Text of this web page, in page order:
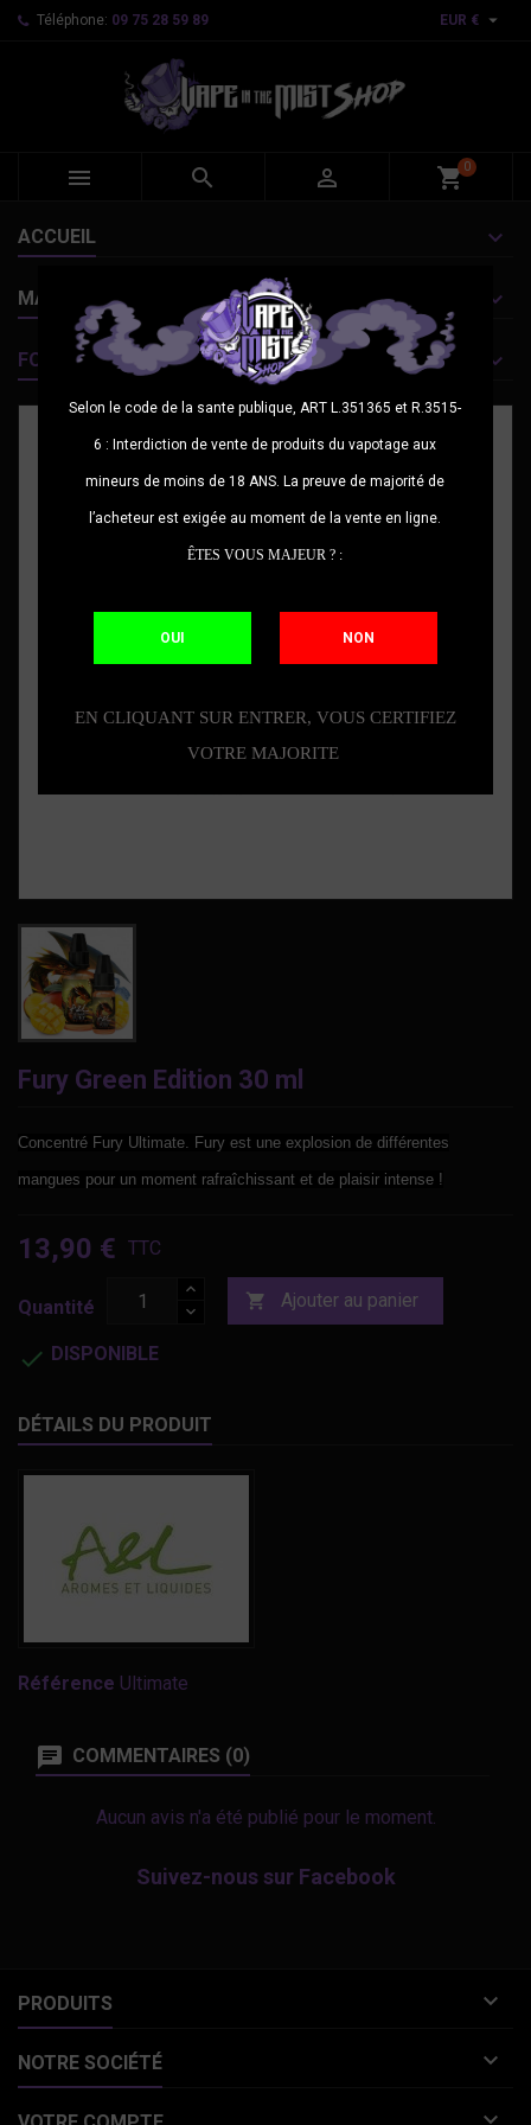
Selon le code de la sante publique, ART L.351365 et R.3515-
6 : Interdiction de vente de produits du vapotage aux
mineurs de moins de 18 ANS. La preuve de majorité de
l’acheteur est exigée au moment de la vente en ligne.
ÊTES VOUS MAJEUR ? :
OUI NON
EN CLIQUANT SUR ENTRER, VOUS CERTIFIEZ
VOTRE MAJORITE
Téléphone: 09 75 28 59 89 EUR € 
   shopping_cart0
ACCUEIL
MARQUES
FOURNISSEURS
Fury Green Edition 30 ml
Concentré Fury Ultimate. Fury est une explosion de différentes
mangues pour un moment rafraîchissant et de plaisir intense !
13,90 € TTC
Quantité  Ajouter au panier
 DISPONIBLE
DÉTAILS DU PRODUIT
Référence Ultimate
COMMENTAIRES (0)
Aucun avis n'a été publié pour le moment.
Suivez-nous sur Facebook
PRODUITS 
NOTRE SOCIÉTÉ 